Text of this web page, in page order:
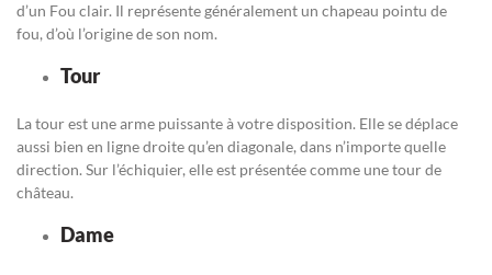
d’un Fou clair. Il représente généralement un chapeau pointu de
fou, d’où l’origine de son nom.
Tour
La tour est une arme puissante à votre disposition. Elle se déplace
aussi bien en ligne droite qu’en diagonale, dans n’importe quelle
direction. Sur l’échiquier, elle est présentée comme une tour de
château.
Dame